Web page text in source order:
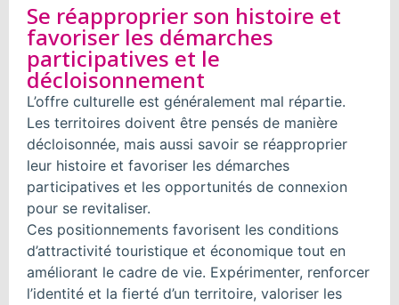
Se réapproprier son histoire et
favoriser les démarches
participatives et le
décloisonnement
L’offre culturelle est généralement mal répartie.
Les territoires doivent être pensés de manière
décloisonnée, mais aussi savoir se réapproprier
leur histoire et favoriser les démarches
participatives et les opportunités de connexion
pour se revitaliser.
Ces positionnements favorisent les conditions
d’attractivité touristique et économique tout en
améliorant le cadre de vie. Expérimenter, renforcer
l’identité et la fierté d’un territoire, valoriser les